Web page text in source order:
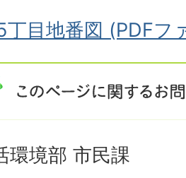
丁目地番図 (PDFフ
環境部 市民課